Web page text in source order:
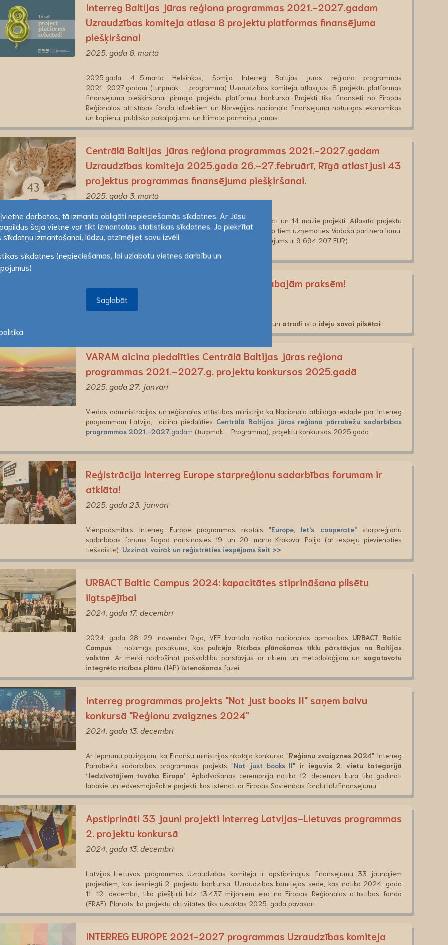
darbotos, tā izmanto obligāti nepieciešamās sīkdatnes. Ar Jūsu
sīkdatņu izmantošanai, lūdzu, atzīmējiet savu izvēli: Lasīt vairāk
Saglabāt
Interreg Baltijas jūras reģiona programmas 2021.-2027.gadam
Uzraudzības komiteja atlasa 8 projektu platformas finansējuma
piešķiršanai
2025. gada 6. martā
2025.gada 4.-5.martā Helsinkos, Somijā Interreg Baltijas jūras reģiona programmas
2021.-2027.gadam (turpmāk – programma) Uzraudzības komiteja atlasījusi 8 projektu platformas
finansējuma piešķiršanai pirmajā projektu platformu konkursā. Projekti tiks finansēti no Eiropas
Reģionālās attīstības fonda līdzekļiem un Norvēģijas nacionālā finansējuma noturīgas ekonomikas
un kopienu, publisko pakalpojumu un klimata pārmaiņu jomās.
Centrālā Baltijas jūras reģiona programmas 2021.-2027.gadam
Uzraudzības komiteja 2025.gada 26.-27.februārī, Rīgā atlasījusi 43
projektus programmas finansējuma piešķiršanai.
2025. gada 3. martā
Programmā atlasīti 4.projektu konkursa 29 regulārie projekti un 14 mazie projekti. Atlasīto projektu
ietvaros Latvijas partneri piedalās 25 projektos, septiņos no tiem uzņemoties Vadošā partnera lomu.
(Latvijas partneriem provizoriski apstiprinātais ERAF finansējums ir 9 694 207 EUR).
Iepazīsties ar 116 jaunākajām URBACT Labajām praksēm!
2025. gada 4. februārī
un atrodi īsto ideju savai pilsētai!
VARAM aicina piedalīties Centrālā Baltijas jūras reģiona
programmas 2021.–2027.g. projektu konkursos 2025.gadā
2025. gada 27. janvārī
Viedās administrācijas un reģionālās attīstības ministrija kā Nacionālā atbildīgā iestāde par Interreg
programmām Latvijā, aicina piedalīties Centrālā Baltijas jūras reģiona pārrobežu sadarbības
programmas 2021.-2027.gadam (turpmāk – Programma), projektu konkursos 2025.gadā.
Reģistrācija Interreg Europe starpreģionu sadarbības forumam ir
atklāta!
2025. gada 23. janvārī
Vienpadsmitais Interreg Europe programmas rīkotais "Europe, let's cooperate"starpreģionu
sadarbības forums šogad norisināsies 19. un 20. martā Krakovā, Polijā (ar iespēju pievienoties
tiešsaistē). Uzzināt vairāk un reģistrēties iespējams šeit >>
URBACT Baltic Campus 2024: kapacitātes stiprināšana pilsētu
ilgtspējībai
2024. gada 17. decembrī
2024. gada 28.-29. novembrī Rīgā, VEF kvartālā notika nacionālās apmācības URBACT Baltic
Campus – nozīmīgs pasākums, kas pulcēja Rīcības plānošanas tīklu pārstāvjus no Baltijas
valstīm . Ar mērķi nodrošināt pašvaldību pārstāvjus ar rīkiem un metodoloģijām un sagatavotu
integrēto rīcības plānu (IAP) īstenošanas fāzei.
Interreg programmas projekts "Not just books II" saņem balvu
konkursā "Reģionu zvaigznes 2024"
2024. gada 13. decembrī
Ar lepnumu paziņojam, ka Finanšu ministrijas rīkotajā konkursā "Reģionu zvaigznes 2024" Interreg
Pārrobežu sadarbības programmas projekts "Not just books II" ir ieguvis 2. vietu kategorijā
“Iedzīvotājiem tuvāka Eiropa”. Apbalvošanas ceremonija notika 12. decembrī, kurā tika godināti
labākie un iedvesmojošākie projekti, kas īstenoti ar Eiropas Savienības fondu līdzfinansējumu.
Apstiprināti 33 jauni projekti Interreg Latvijas-Lietuvas programmas
2. projektu konkursā
2024. gada 13. decembrī
Latvijas-Lietuvas programmas Uzraudzības komiteja ir apstiprinājusi finansējumu 33 jaunajiem
projektiem, kas iesniegti 2. projektu konkursā. Uzraudzības komitejas sēdē, kas notika 2024. gada
11.–12. decembrī, tika piešķirti līdz 13,437 miljoniem eiro no Eiropas Reģionālās attīstības fonda
(ERAF). Plānots, ka projektu aktivitātes tiks uzsāktas 2025. gada pavasarī.
INTERREG EUROPE 2021-2027 programmas Uzraudzības komiteja
darbotos, tā izmanto obligāti nepieciešamās sīkdatnes. Ar Jūsu
šajā vietnē var tikt izmantotas statistikas sīkdatnes. Ja piekrītat
sīkdatņu izmantošanai, lūdzu, atzīmējiet savu izvēli:
sīkdatnes (nepieciešamas, lai uzlabotu vietnes darbību un
Saglabāt